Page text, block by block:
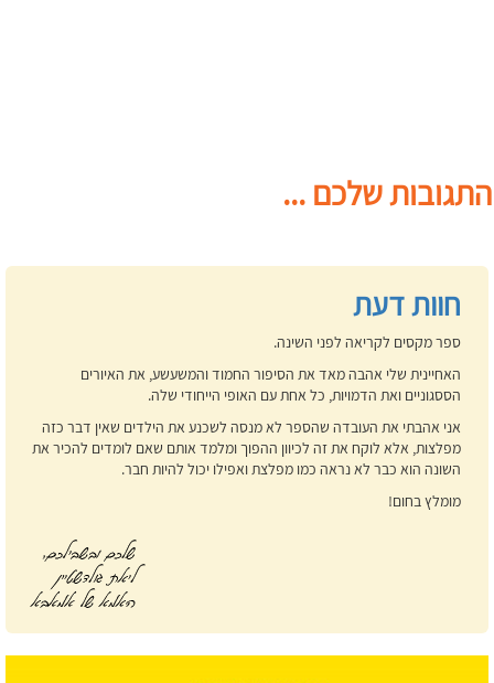
התגובות שלכם ...
חוות דעת
ספר מקסים לקריאה לפני השינה.
האחיינית שלי אהבה מאד את הסיפור החמוד והמשעשע, את האיורים
הססגוניים ואת הדמויות, כל אחת עם האופי הייחודי שלה.
אני אהבתי את העובדה שהספר לא מנסה לשכנע את הילדים שאין דבר כזה
מפלצות, אלא לוקח את זה לכיוון ההפוך ומלמד אותם שאם לומדים להכיר את
השונה הוא כבר לא נראה כמו מפלצת ואפילו יכול להיות חבר.
מומלץ בחום!